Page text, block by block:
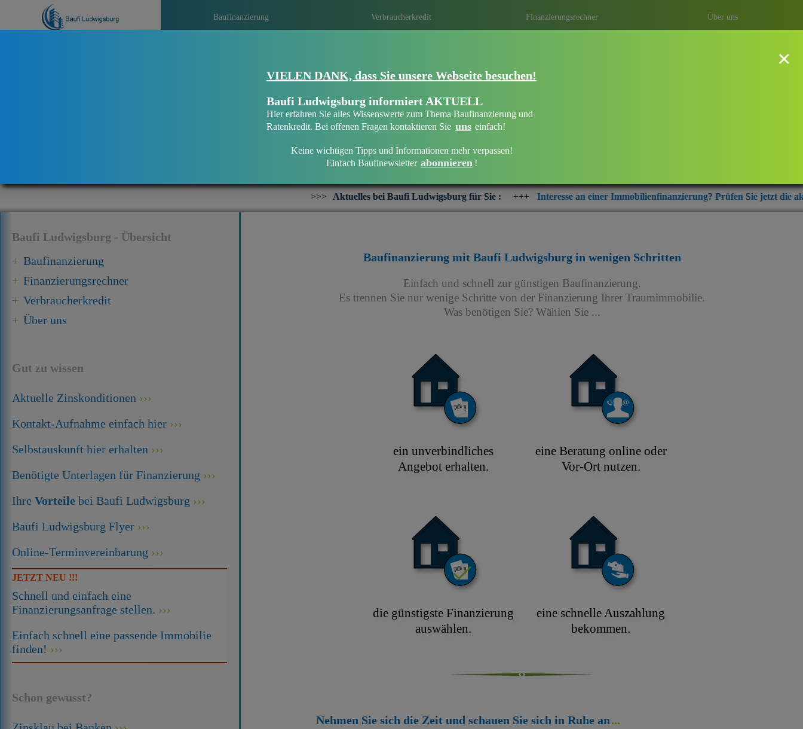
Baufinanzierung Verbraucherkredit Finanzierungsrechner Über uns
Eine Immobilie finanzieren mit Baufi Ludwigsburg
Finanzieren Sie Ihr Haus oder Ihre Wohnung mit Baufi Ludwigsburg – ihrem
bankenunabhängigen Finanzierungsberater aus der Region Ludwigsburg.
Aktuelles bei Baufi Ludwigsburg für Sie : +++ Interesse an einer Immobilienfinanzierung? Prüfen Sie jetzt die aktuellen
Baufi Ludwigsburg - Übersicht
Baufinanzierung
Finanzierungsrechner
Verbraucherkredit
Über uns
Gut zu wissen
Aktuelle Zinskonditionen
Kontakt-Aufnahme einfach hier
Selbstauskunft hier erhalten
Benötigte Unterlagen für Finanzierung
Ihre Vorteile bei Baufi Ludwigsburg
Baufi Ludwigsburg Flyer
Online-Terminvereinbarung
JETZT NEU !!!
Schnell und einfach eine
Finanzierungsanfrage stellen.
Einfach schnell eine passende Immobilie
finden!
Schon gewusst?
×
VIELEN DANK, dass Sie unsere Webseite besuchen!
Baufi Ludwigsburg informiert AKTUELL
Hier erfahren Sie alles Wissenswerte zum Thema Baufinanzierung und
Ratenkredit. Bei offenen Fragen kontaktieren Sie uns einfach!
Keine wichtigen Tipps und Informationen mehr verpassen!
Einfach Baufinewsletter abonnieren !
Baufinanzierung mit Baufi Ludwigsburgin wenigen Schritten
Einfach und schnell zur günstigen Baufinanzierung.
Es trennen Sie nur wenige Schritte von der Finanzierung Ihrer Traumimmobilie.
Was benötigen Sie? Wählen Sie ...
ein unverbindliches
Angebot erhalten.
eine Beratung online oder
Vor-Ort nutzen.
die günstigste Finanzierung
auswählen.
eine schnelle Auszahlung
bekommen.
Nehmen Sie sich die Zeit und schauen Sie sich in Ruhe an